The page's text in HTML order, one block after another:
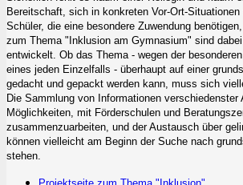
Bereitschaft, sich in konkreten Vor-Ort-
Schüler, die eine besondere Zuwendung
zum Thema "Inklusion am Gymnasium" sind
entwickelt. Ob das Thema - wegen der
eines jeden Einzelfalls - überhaupt auf einer
gedacht und gepackt werden kann, muss sich
Die Sammlung von Informationen verschiedenster
Möglichkeiten, mit Förderschulen und
zusammenzuarbeiten, und der Austausch über
können vielleicht am Beginn der Suche nach
stehen.